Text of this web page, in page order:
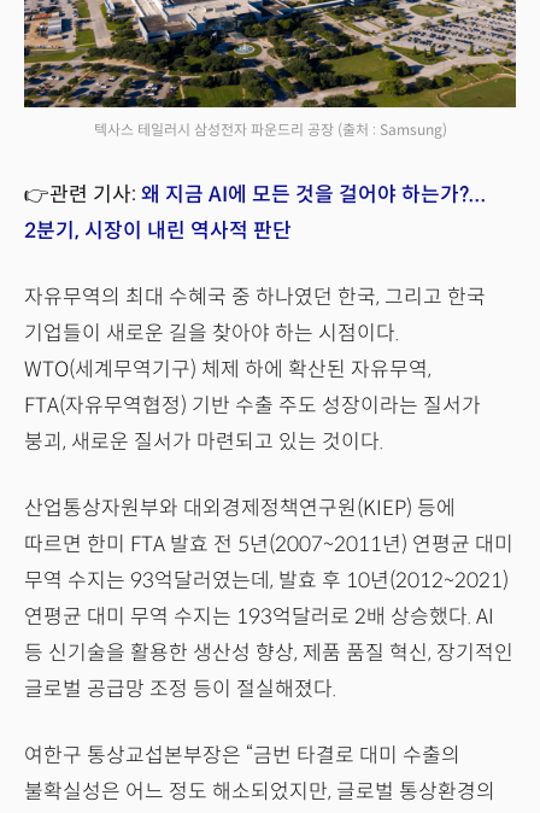
텍사스 테일러시 삼성전자 파운드리 공장 (출처 : Samsung)
👉관련 기사: 왜 지금 AI에 모든 것을 걸어야 하는가?...
2분기, 시장이 내린 역사적 판단
자유무역의 최대 수혜국 중 하나였던 한국, 그리고 한국
기업들이 새로운 길을 찾아야 하는 시점이다.
WTO(세계무역기구) 체제 하에 확산된 자유무역,
FTA(자유무역협정) 기반 수출 주도 성장이라는 질서가
붕괴, 새로운 질서가 마련되고 있는 것이다.
산업통상자원부와 대외경제정책연구원(KIEP) 등에
따르면 한미 FTA 발효 전 5년(2007~2011년) 연평균 대미
무역 수지는 93억달러였는데, 발효 후 10년(2012~2021)
연평균 대미 무역 수지는 193억달러로 2배 상승했다. AI
등 신기술을 활용한 생산성 향상, 제품 품질 혁신, 장기적인
글로벌 공급망 조정 등이 절실해졌다.
여한구 통상교섭본부장은 “금번 타결로 대미 수출의
불확실성은 어느 정도 해소되었지만, 글로벌 통상환경의